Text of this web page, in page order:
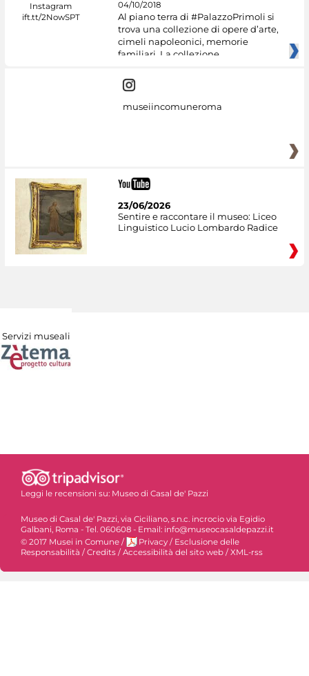
04/10/2018
Al piano terra di #PalazzoPrimoli si
trova una collezione di opere d’arte,
cimeli napoleonici, memorie
familiari. La collezione
museiincomuneroma
23/06/2026
Sentire e raccontare il museo: Liceo
Linguistico Lucio Lombardo Radice
Servizi museali
Leggi le recensioni su: Museo di Casal de' Pazzi
Museo di Casal de' Pazzi, via Ciciliano, s.n.c. incrocio via Egidio
Galbani, Roma - Tel. 060608 - Email: info@museocasaldepazzi.it
© 2017 Musei in Comune / Privacy / Esclusione delle
Responsabilità / Credits / Accessibilità del sito web / XML-rss